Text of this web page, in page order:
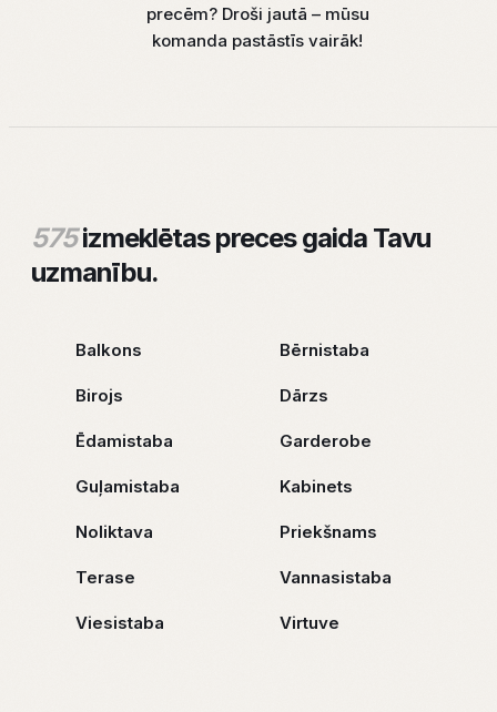
precēm? Droši jautā – mūsu
komanda pastāstīs vairāk!
575izmeklētas preces gaida Tavu
uzmanību.
Balkons Bērnistaba
Birojs Dārzs
Ēdamistaba Garderobe
Guļamistaba Kabinets
Noliktava Priekšnams
Terase Vannasistaba
Viesistaba Virtuve